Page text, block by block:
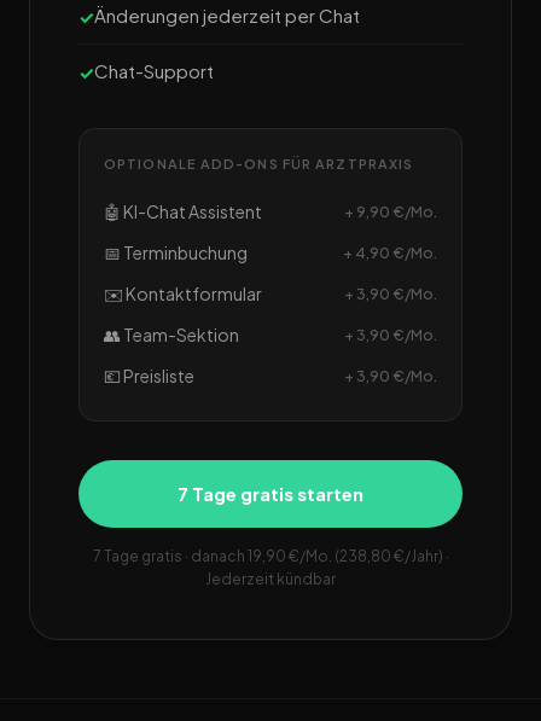
Änderungen jederzeit per Chat
Chat-Support
OPTIONALE ADD-ONS FÜR ARZTPRAXIS
🤖 KI-Chat Assistent + 9,90 €/Mo.
📅 Terminbuchung + 4,90 €/Mo.
✉️ Kontaktformular + 3,90 €/Mo.
👥 Team-Sektion + 3,90 €/Mo.
💶 Preisliste + 3,90 €/Mo.
7 Tage gratis starten
7 Tage gratis · danach 19,90 €/Mo. (238,80 €/Jahr) ·
Jederzeit kündbar